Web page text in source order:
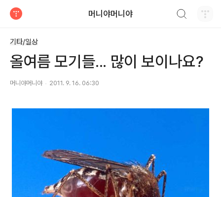
머니야머니야
기타/일상
올여름 모기들... 많이 보이나요?
머니야머니야 2011. 9. 16. 06:30